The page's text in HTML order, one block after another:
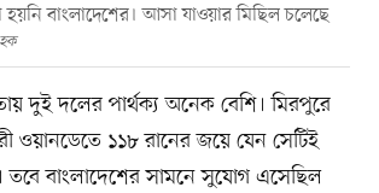
হয়নি বাংলাদেশের। আসা যাওয়ার মিছিল চলেছে
দুই দলের পার্থক্য অনেক বেশি। মিরপুরে
ওয়ানডেতে ১১৮ রানের জয়ে যেন সেটিই
তবে বাংলাদেশের সামনে সুযোগ এসেছিল